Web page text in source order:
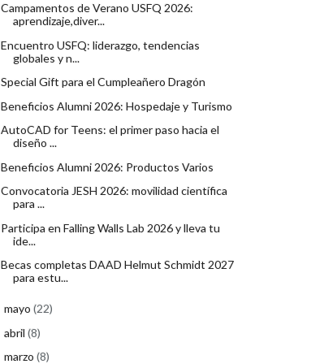
Campamentos de Verano USFQ 2026:
aprendizaje,diver...
Encuentro USFQ: liderazgo, tendencias
globales y n...
Special Gift para el Cumpleañero Dragón
Beneficios Alumni 2026: Hospedaje y Turismo
AutoCAD for Teens: el primer paso hacia el
diseño ...
Beneficios Alumni 2026: Productos Varios
Convocatoria JESH 2026: movilidad científica
para ...
Participa en Falling Walls Lab 2026 y lleva tu
ide...
Becas completas DAAD Helmut Schmidt 2027
para estu...
mayo (22)
abril (8)
marzo (8)